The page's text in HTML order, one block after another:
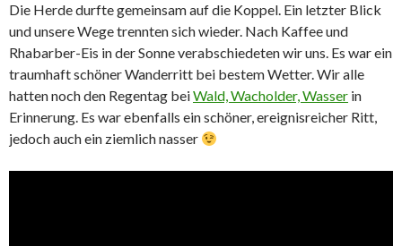
Die Herde durfte gemeinsam auf die Koppel. Ein letzter Blick
und unsere Wege trennten sich wieder. Nach Kaffee und
Rhabarber-Eis in der Sonne verabschiedeten wir uns. Es war ein
traumhaft schöner Wanderritt bei bestem Wetter. Wir alle
hatten noch den Regentag beiWald, Wacholder, Wasser in
Erinnerung. Es war ebenfalls ein schöner, ereignisreicher Ritt,
jedoch auch ein ziemlich nasser